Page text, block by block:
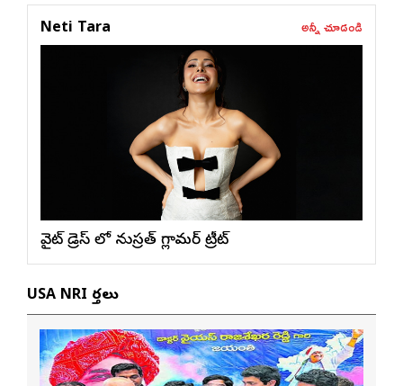
Neti Tara అన్నీ చూడండి
వైట్ డ్రెస్ లో నుస్ర‌త్ గ్లామ‌ర్ ట్రీట్
USA NRI వార్తలు